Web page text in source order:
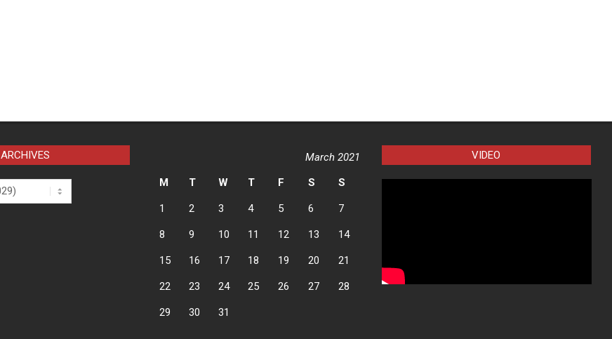
ARCHIVES
March 2021
M
T W T F S S
1 2 3 4 5 6 7
8 9 10 11 12 13 14
15 16 17 18 19 20 21
22 23 24 25 26 27 28
29 30 31
VIDEO